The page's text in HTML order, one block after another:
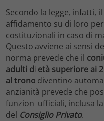
Secondo la legge, infatti,
affidamento su di loro
costituzionali in caso di
Questo avviene ai sensi
norma prevede che il
adulti di età superiore ai
al trono diventino
anzianità prevede che
funzioni ufficiali, inclusa
del Consiglio Privato.